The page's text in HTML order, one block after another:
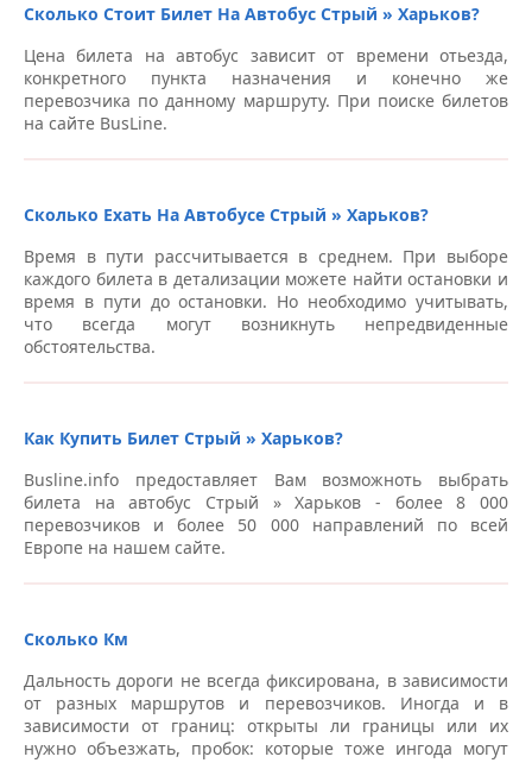
№1, пр. Победы (недалеко от ТЦ “Алексеевский) –
Автовокзалы Харьков
Автовокзал-3, Площадь Защитников Украины, 6 –
Возле автовокзала, пр. Гагарина, 22,троллейбусная
остановка (по направлению к ул.Одесская) –
Автовокзалы Харьков
Автовокзал «Привокзальная», ул. Котляра, 11
(парковка) – Автовокзалы Харьков
Харьков
ул. Полтавский Шлях, 160 – Автовокзалы Харьков
Южный вокзал, северный терминал пригородных
“Клас”, проспект Московский 295 – Автовокзалы
Станция метро “Холодная гора”, южный выход из
метро – Автовокзалы Харьков
Сколько Стоит Билет На Автобус Стрый » Харьков?
Цена билета на автобус зависит от времени отьезда,
конкретного пункта назначения и конечно же
перевозчика по данному маршруту. При поиске билетов
на сайте BusLine.
Сколько Ехать На Автобусе Стрый » Харьков?
Время в пути рассчитывается в среднем. При выборе
каждого билета в детализации можете найти остановки и
время в пути до остановки. Но необходимо учитывать,
что всегда могут возникнуть непредвиденные
обстоятельства.
Как Купить Билет Стрый » Харьков?
Busline.info предоставляет Вам возможноть выбрать
билета на автобус Стрый » Харьков - более 8 000
перевозчиков и более 50 000 направлений по всей
Европе на нашем сайте.
Сколько Км
Дальность дороги не всегда фиксирована, в зависимости
от разных маршрутов и перевозчиков. Иногда и в
зависимости от границ: открыты ли границы или их
нужно объезжать, пробок: которые тоже ингода могут